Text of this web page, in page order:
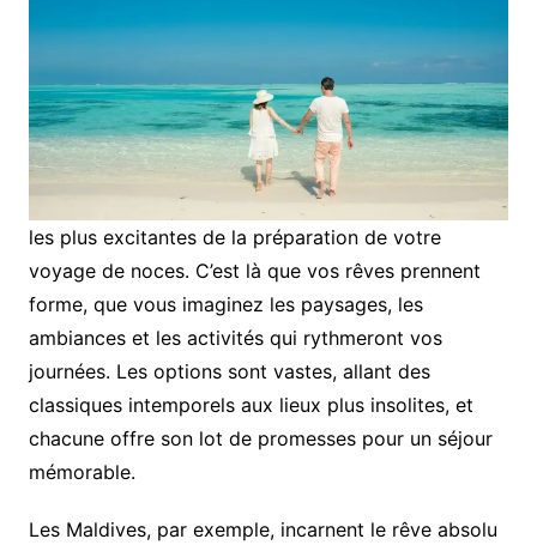
les plus excitantes de la préparation de votre
voyage de noces. C’est là que vos rêves prennent
forme, que vous imaginez les paysages, les
ambiances et les activités qui rythmeront vos
journées. Les options sont vastes, allant des
classiques intemporels aux lieux plus insolites, et
chacune offre son lot de promesses pour un séjour
mémorable.
Les Maldives, par exemple, incarnent le rêve absolu